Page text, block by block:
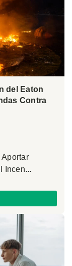
del Eaton
Contra
Incen...